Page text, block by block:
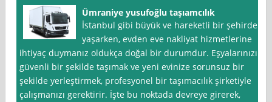
Ümraniye yusufoğlu taşıamcılık
İstanbul gibi büyük ve hareketli bir şehirde
yaşarken, evden eve nakliyat hizmetlerine
ihtiyaç duymanız oldukça doğal bir durumdur. Eşyalarınızı
güvenli bir şekilde taşımak ve yeni evinize sorunsuz bir
şekilde yerleştirmek, profesyonel bir taşımacılık şirketiyle
çalışmanızı gerektirir. İşte bu noktada devreye girerek,